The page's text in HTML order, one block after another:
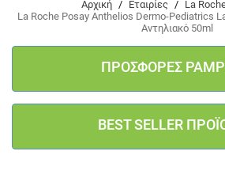
Αρχική / Εταιρίες / La
La Roche Posay Anthelios Dermo-Pediatrics
Αντηλιακό 50ml
ΠΡΟΣΦΟΡΕΣ
BEST SELLER